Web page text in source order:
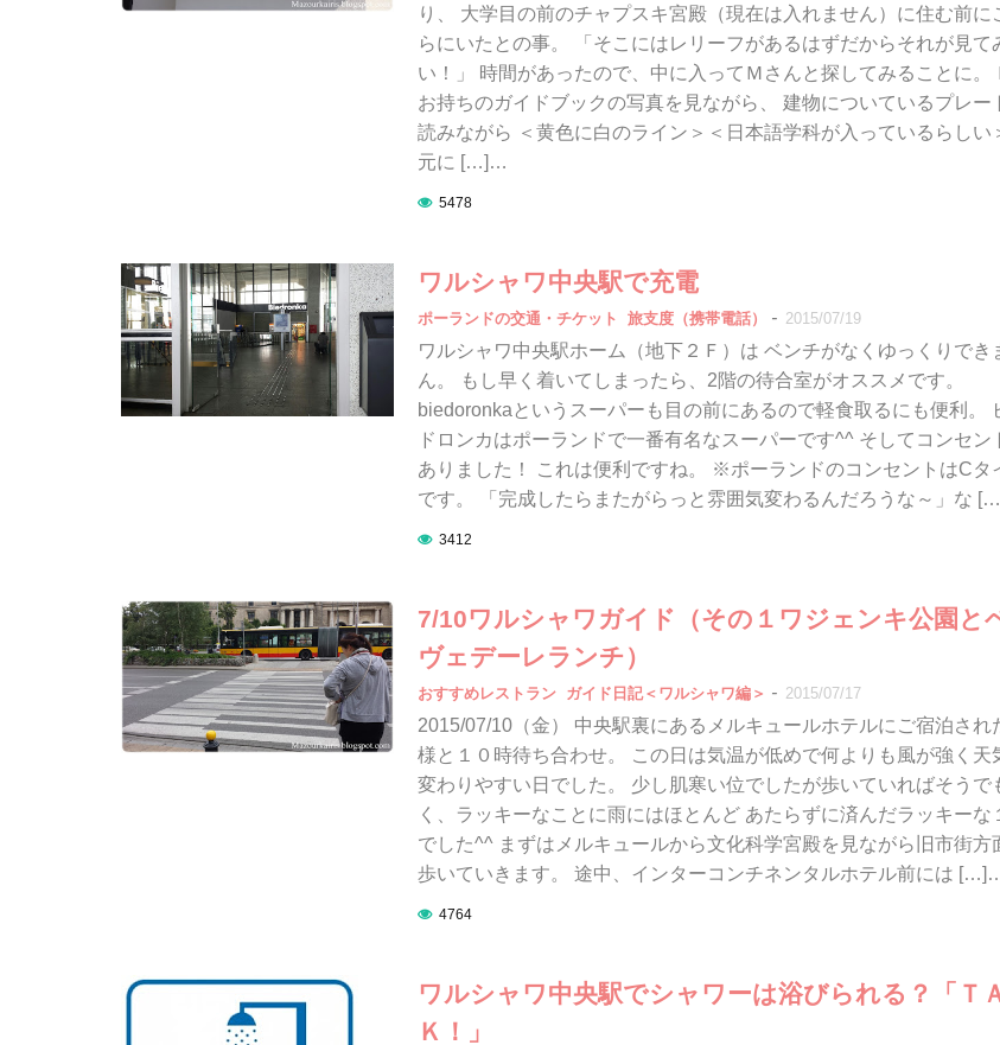
り、 大学目の前のチャプスキ宮殿（現在は入れません）に住む前に
らにいたとの事。 「そこにはレリーフがあるはずだからそれが見て
い！」 時間があったので、中に入ってＭさんと探してみることに。
お持ちのガイドブックの写真を見ながら、 建物についているプレー
読みながら ＜黄色に白のライン＞＜日本語学科が入っているらしい
元に […]…
5478
ワルシャワ中央駅で充電
ポーランドの交通・チケット 旅支度（携帯電話） - 2015/07/19
ワルシャワ中央駅ホーム（地下２Ｆ）は ベンチがなくゆっくりでき
ん。 もし早く着いてしまったら、2階の待合室がオススメです。
biedoronkaというスーパーも目の前にあるので軽食取るにも便利。
ドロンカはポーランドで一番有名なスーパーです^^ そしてコンセン
ありました！ これは便利ですね。 ※ポーランドのコンセントはCタ
です。 「完成したらまたがらっと雰囲気変わるんだろうな～」な
3412
7/10ワルシャワガイド（その１ワジェンキ公園と
ヴェデーレランチ）
おすすめレストラン ガイド日記＜ワルシャワ編＞ - 2015/07/17
2015/07/10（金） 中央駅裏にあるメルキュールホテルにご宿泊され
様と１０時待ち合わせ。 この日は気温が低めで何よりも風が強く天
変わりやすい日でした。 少し肌寒い位でしたが歩いていればそうで
く、ラッキーなことに雨にはほとんど あたらずに済んだラッキーな
でした^^ まずはメルキュールから文化科学宮殿を見ながら旧市街方
歩いていきます。 途中、インターコンチネンタルホテル前には
4764
ワルシャワ中央駅でシャワーは浴びられる？「Ｔ
Ｋ！」